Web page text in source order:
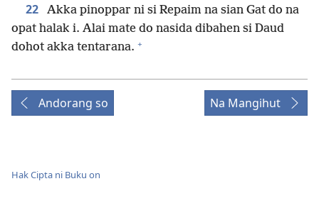
22
Akka pinoppar ni si Repaim na sian Gat do na
opat halak i. Alai mate do nasida dibahen si Daud
dohot akka tentarana. +
Andorang so Na Mangihut
Hak Cipta ni Buku on